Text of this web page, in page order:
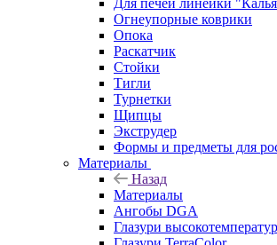
Для печей линейки
Огнеупорные коврики
Опока
Раскатчик
Стойки
Тигли
Турнетки
Щипцы
Экструдер
Формы и предметы для
Материалы
Назад
Материалы
Ангобы DGA
Глазури